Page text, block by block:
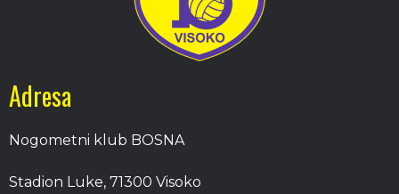
Adresa
Nogometni klub BOSNA
Stadion Luke, 71300 Visoko